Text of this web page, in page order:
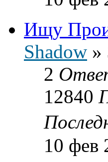
Ищу
Shadow »
2
12840
10 фев